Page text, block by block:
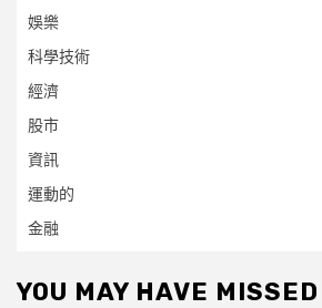
娛樂
科學技術
經濟
股市
資訊
運動的
金融
YOU MAY HAVE MISSED